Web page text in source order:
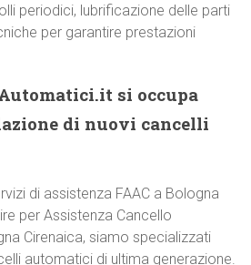
periodici, lubrificazione delle parti
per garantire prestazioni
si occupa
di nuovi cancelli
di assistenza FAAC a Bologna
per Assistenza Cancello
Cirenaica, siamo specializzati
automatici di ultima generazione.